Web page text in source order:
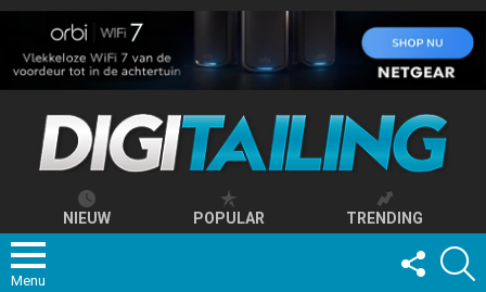
NIEUW POPULAR TRENDING
Menu
FOLLOW
US